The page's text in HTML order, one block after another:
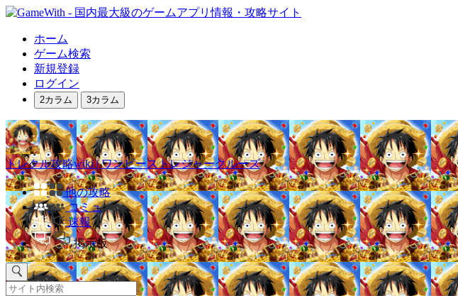
ホーム
ゲーム検索
新規登録
ログイン
2カラム 3カラム
トレクル攻略wiki | ワンピーストレジャークルーズ
他の攻略
コミュ
速報
掲示板